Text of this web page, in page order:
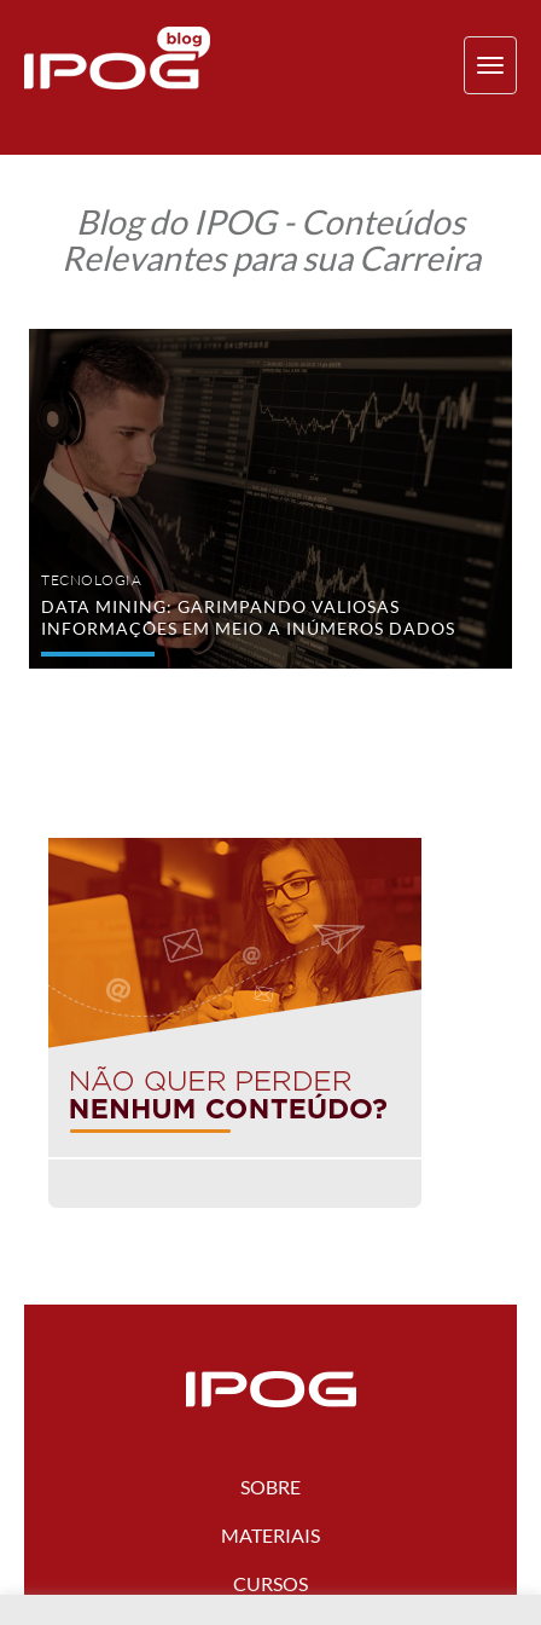
Blog do IPOG - Conteúdos
Relevantes para sua Carreira
Data
Mining:
Garimpando
valiosas
informações
em
meio
inúmeros
dados
TECNOLOGIA
DATA MINING: GARIMPANDO VALIOSAS
INFORMAÇÕES EM MEIO A INÚMEROS DADOS
SOBRE
MATERIAIS
CURSOS